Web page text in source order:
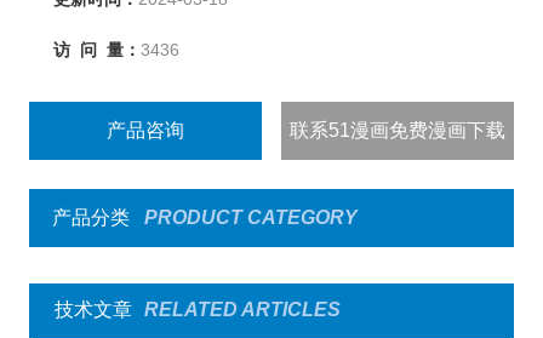
访 问 量： 3436
产品咨询 联系51漫画免费漫画下载
产品分类 PRODUCT CATEGORY
技术文章 RELATED ARTICLES